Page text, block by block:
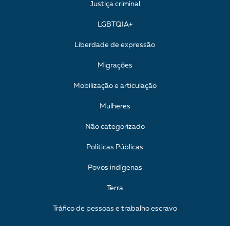
Justiça criminal
LGBTQIA+
Liberdade de expressão
Migrações
Mobilização e articulação
Mulheres
Não categorizado
Políticas Públicas
Povos indígenas
Terra
Tráfico de pessoas e trabalho escravo